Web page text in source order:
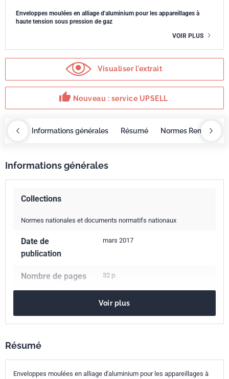
Enveloppes moulées en alliage d'aluminium pour les appareillages à
haute tension sous pression de gaz
VOIR PLUS
Visualiser l'extrait
thumb_up Nouveau : service UPSELL
Informations générales Résumé Normes
Informations générales
Collections
Normes nationales et documents normatifs nationaux
Date de
publication
mars 2017
Nombre de pages 32 p.
Codes ICS
29.130.10
Indice de
C64-450
Voir plus
Résumé
Enveloppes moulées en alliage d'aluminium pour les appareillages à